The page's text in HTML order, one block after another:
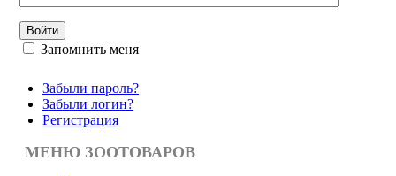
Запомнить меня
Забыли пароль?
Забыли логин?
Регистрация
МЕНЮ ЗООТОВАРОВ